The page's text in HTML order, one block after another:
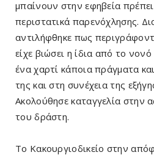
μπαίνουν στην εφηβεία
περιστατικά παρενόχλησης.
αντιλήφθηκε πως
είχε βιώσει η ίδια από το
ένα χαρτί κάποια πράγματα
της και στη συνέχεια της
Ακολούθησε καταγγελία στην
του δράστη.
Το Κακουργιοδικείο στην